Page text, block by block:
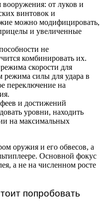
от луков и
винтовок и
можно модифицировать,
и увеличенные
не
комбинировать их.
скорости для
режима силы для удара в
переключение на
и достижений
уровни, находить
на максимальных
оружия и его обвесов, а
Основной фокус
а не на численном росте
попробовать